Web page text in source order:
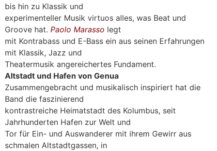
bis hin zu Klassik und
experimenteller Musik virtuos alles, was Beat und
Groove hat. Paolo Marasso legt
mit Kontrabass und E-Bass ein aus seinen Erfahrungen
mit Klassik, Jazz und
Theatermusik angereichertes Fundament.
Altstadt und Hafen von Genua
Zusammengebracht und musikalisch inspiriert hat die
Band die faszinierend
kontrastreiche Heimatstadt des Kolumbus, seit
Jahrhunderten Hafen zur Welt und
Tor für Ein- und Auswanderer mit ihrem Gewirr aus
schmalen Altstadtgassen, in